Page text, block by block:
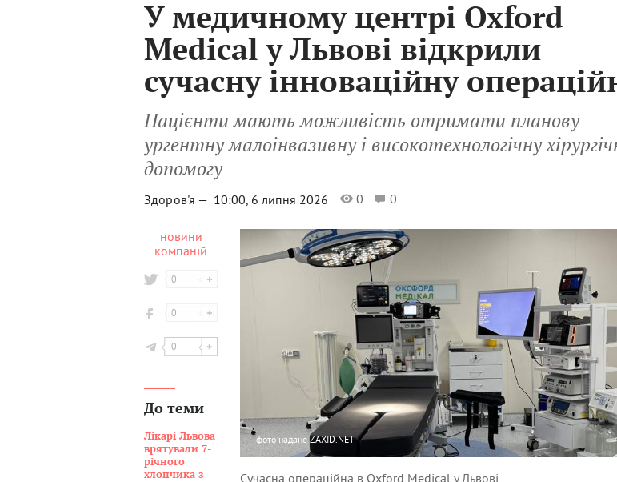
У медичному центрі Oxford
Medical у Львові відкрили
сучасну інноваційну
Пацієнти мають можливість отримати планову
ургентну малоінвазивну і високотехнологічну
допомогу
Здоров'я — 10:00, 6 липня 2026 0 0
новини
компаній
0
0
0
До теми
Лікарі Львова
врятували 7-
річного
хлопчика з
фото надане ZAXID.NET
Сучасна операційна в Oxford Medical у Львові